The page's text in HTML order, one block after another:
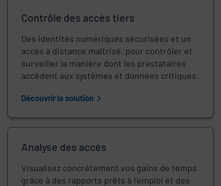
Contrôle des accès tiers
Des identités numériques sécurisées et un
accès à distance maîtrisé, pour contrôler et
surveiller la manière dont les prestataires
accèdent aux systèmes et données critiques.
Découvrir la solution
Analyse des accès
Visualisez concrètement vos gains de temps
grâce à des rapports prêts à l’emploi et des